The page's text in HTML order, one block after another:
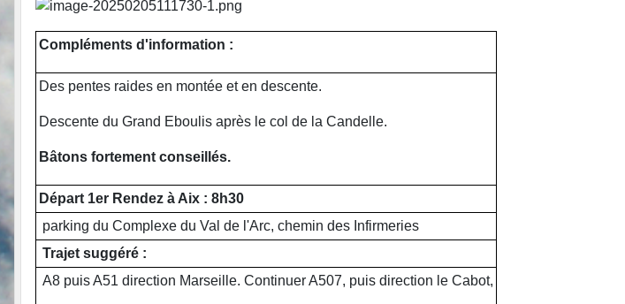
Compléments d'information :
Des pentes raides en montée et en descente.
Descente du Grand Eboulis après le col de la Candelle.
Bâtons fortement conseillés.
Départ 1er Rendez à Aix : 8h30
parking du Complexe du Val de l'Arc, chemin des Infirmeries
Trajet suggéré :
A8 puis A51 direction Marseille. Continuer A507, puis direction le Cabot,